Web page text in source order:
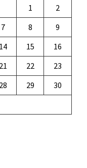
1
2
7 8
9
14 15
16
21 22
23
28 29
30